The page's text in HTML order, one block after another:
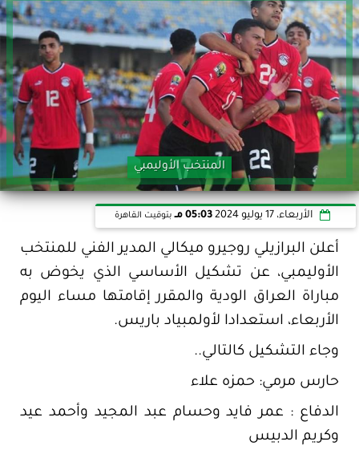
المنتخب الأوليمبي
الأربعاء، 17 يوليو 2024 05:03 مـ بتوقيت القاهرة
أعلن البرازيلي روجيرو ميكالي المدير الفني للمنتخب
الأوليمبي، عن تشكيل الأساسي الذي يخوض به
مباراة العراق الودية والمقرر إقامتها مساء اليوم
الأربعاء، استعدادا لأولمبياد باريس.
وجاء التشكيل كالتالي..
حارس مرمي: حمزه علاء
الدفاع : عمر فايد وحسام عبد المجيد وأحمد عيد
وكريم الدبيس